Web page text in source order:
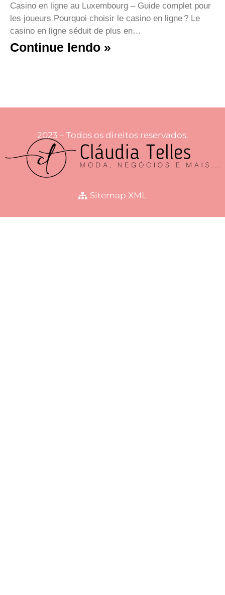
Casino en ligne au Luxembourg – Guide complet pour
les joueurs Pourquoi choisir le casino en ligne ? Le
casino en ligne séduit de plus en…
Continue lendo »
2023 – Todos os direitos reservados.
Sitemap XML